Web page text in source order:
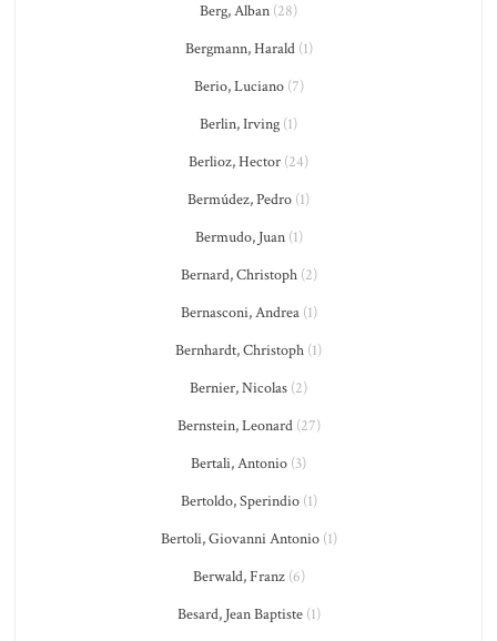
Berg, Alban (28)
Bergmann, Harald(1)
Berio, Luciano(7)
Berlin, Irving (1)
Berlioz, Hector (24)
Bermúdez, Pedro (1)
Bermudo, Juan(1)
Bernard, Christoph(2)
Bernasconi, Andrea(1)
Bernhardt, Christoph (1)
Bernier, Nicolas (2)
Bernstein, Leonard(27)
Bertali, Antonio (3)
Bertoldo, Sperindio(1)
Bertoli, Giovanni Antonio(1)
Berwald, Franz(6)
Besard, Jean Baptiste(1)